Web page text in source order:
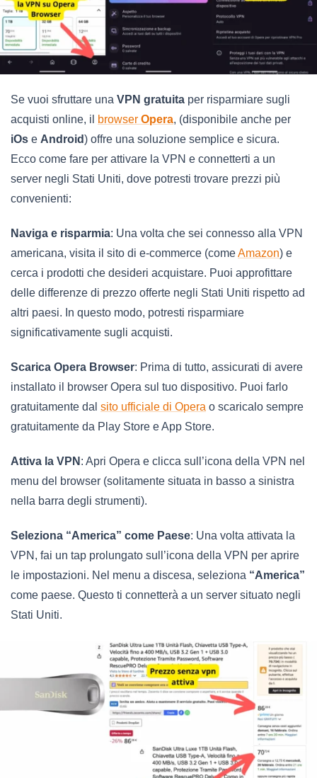
Se vuoi sfruttare una VPN gratuita per risparmiare sugli
acquisti online, il
browser Opera, (disponibile anche per
iOs e Android) offre una soluzione semplice e sicura.
Ecco come fare per attivare la VPN e connetterti a un
server negli Stati Uniti, dove potresti trovare prezzi più
convenienti:
Naviga e risparmia: Una volta che sei connesso alla VPN
americana, visita il sito di e-commerce (comeAmazon) e
cerca i prodotti che desideri acquistare. Puoi approfittare
delle differenze di prezzo offerte negli Stati Uniti rispetto ad
altri paesi. In questo modo, potresti risparmiare
significativamente sugli acquisti.
Scarica Opera Browser: Prima di tutto, assicurati di avere
installato il browser Opera sul tuo dispositivo. Puoi farlo
gratuitamente dal sito ufficiale di Opera o scaricalo sempre
gratuitamente da Play Store e App Store.
Attiva la VPN : Apri Opera e clicca sull’icona della VPN nel
menu del browser (solitamente situata in basso a sinistra
nella barra degli strumenti).
Seleziona “America” come Paese: Una volta attivata la
VPN, fai un tap prolungato sull’icona della VPN per aprire
le impostazioni. Nel menu a discesa, seleziona “America”
come paese. Questo ti connetterà a un server situato negli
Stati Uniti.